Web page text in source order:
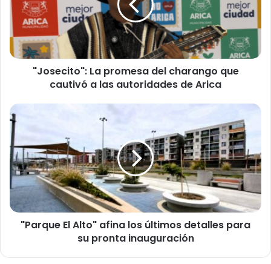
e
c
o
a
p
r
o
m
e
d
h
"Josecito": La promesa del charango que
cautivó a las autoridades de Arica
"
P
a
r
q
u
e
l
"Parque El Alto" afina los últimos detalles para
su pronta inauguración